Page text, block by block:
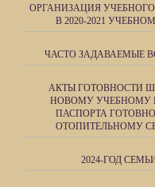
ОРГАНИЗАЦИЯ
В 2020-2021
ЧАСТО ЗАДАВАЕМЫЕ
АКТЫ ГОТОВНОСТИ
НОВОМУ УЧЕБНОМУ
ПАСПОРТА
ОТОПИТЕЛЬНОМУ
2024-ГОД